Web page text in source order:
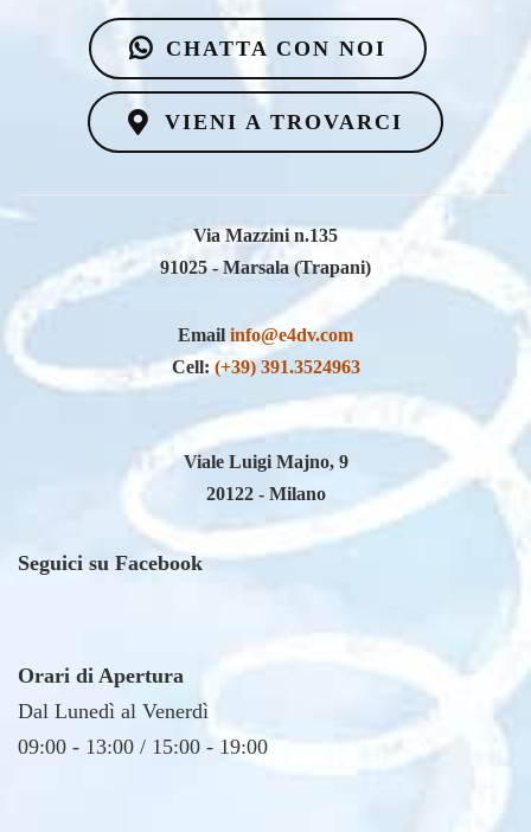
CHATTA CON NOI
VIENI A TROVARCI
Via Mazzini n.135
91025 - Marsala (Trapani)
info@e4dv.com
Cell:(+39) 391.3524963
Viale Luigi Majno, 9
20122 - Milano
Seguici su Facebook
Dal Lunedì al Venerdì
09:00 - 13:00 / 15:00 - 19:00